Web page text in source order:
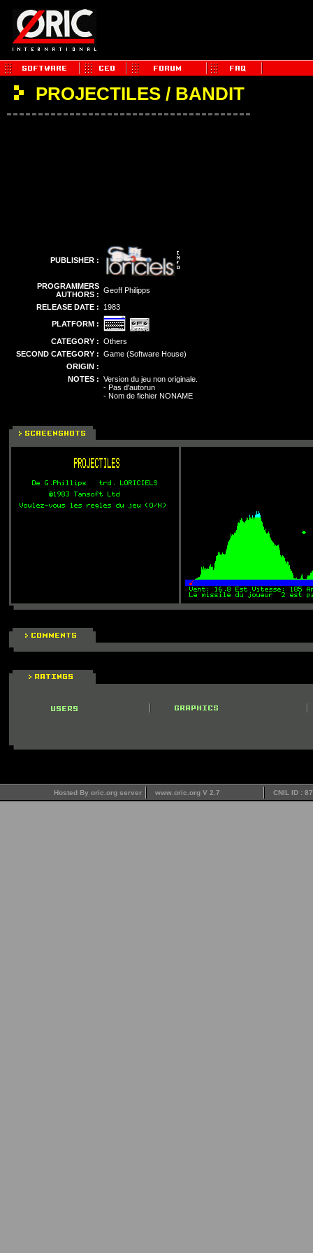
PROJECTILES / BANDIT
PUBLISHER :
PROGRAMMERS
AUTHORS : Geoff Philipps
RELEASE DATE :
1983
PLATFORM :
CATEGORY : Others
SECOND CATEGORY : Game (Software House)
ORIGIN :
NOTES : Version du jeu non originale.
- Pas d'autorun
- Nom de fichier NONAME
Hosted By oric.org server www.oric.org V 2.7 CNIL ID :